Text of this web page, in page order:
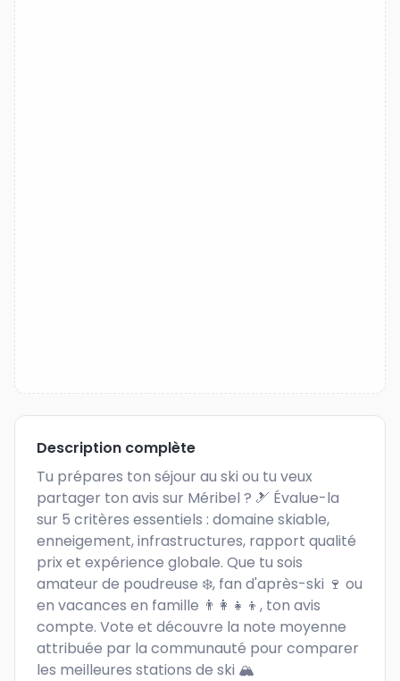
Description complète
Tu prépares ton séjour au ski ou tu veux
partager ton avis sur Méribel ? 🎿 Évalue-la
sur 5 critères essentiels : domaine skiable,
enneigement, infrastructures, rapport qualité
prix et expérience globale. Que tu sois
amateur de poudreuse ❄️, fan d'après-ski 🍷 ou
en vacances en famille 👨‍👩‍👧‍👦, ton avis
compte. Vote et découvre la note moyenne
attribuée par la communauté pour comparer
les meilleures stations de ski 🏔️